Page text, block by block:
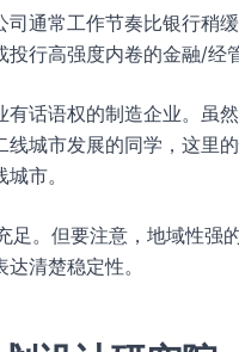
通常工作节奏比银行稍
行高强度内卷的金融/经
话语权的制造企业。虽
城市发展的同学，这里
市。
。但要注意，地域性强
清楚稳定性。